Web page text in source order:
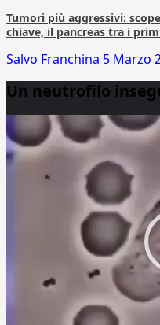
Tumori più aggressivi:
chiave, il pancreas tra i
Salvo Franchina 5 Marzo
Un neutrofilo
Player